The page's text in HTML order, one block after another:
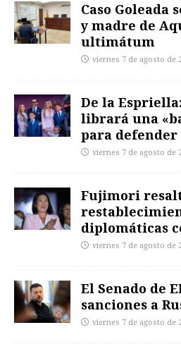
Caso Goleada
y madre de
ultimátum
viernes 7 de agosto de
De la
librará una
para
viernes 7 de agosto de
Fujimori
diplomáticas
viernes 7 de agosto de
El Senado de
sanciones a
viernes 7 de agosto de